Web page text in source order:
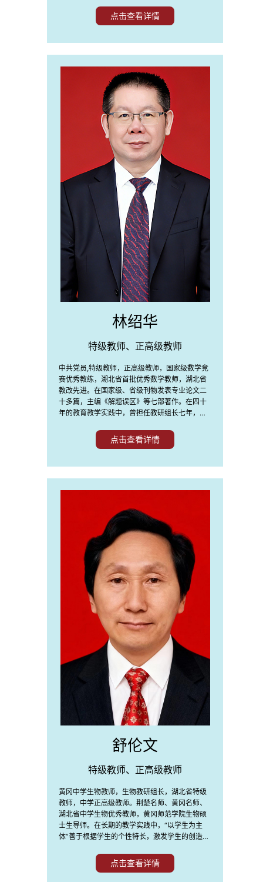
赛班班主任、奥林匹克物理竞赛总教练，所教学
生有 70 多人考入北大、清华
点击查看详情
林绍华
特级教师、正高级教师
中共党员,特级教师，正高级教师，国家级数学竞
赛优秀教练，湖北省首批优秀数学教师，湖北省
教改先进。在国家级、省级刊物发表专业论文二
十多篇，主编《解题误区》等七部著作。在四十
年的教育教学实践中，曾担任教研组长七年，担
主席等学校中层干部十七年,逐步探索出了一套“以
人格感人，以真诚待人，以知识导人，以爱心育
点击查看详情
舒伦文
特级教师、正高级教师
黄冈中学生物教师，生物教研组长，湖北省特级
教师，中学正高级教师。荆楚名师、黄冈名师、
湖北省中学生物优秀教师，黄冈师范学院生物硕
士生导师。在长期的教学实践中，“以学生为主
体”善于根据学生的个性特长，激发学生的创造能
格,指导学生参加全准国生物竞赛获得国家奖多
人，培养学生考入清华、北大10多人。主持省级
点击查看详情